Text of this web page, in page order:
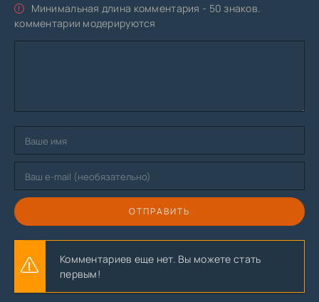
Минимальная длина комментария - 50 знаков.
комментарии модерируются
ОТПРАВИТЬ
Комментариев еще нет. Вы можете стать
первым!